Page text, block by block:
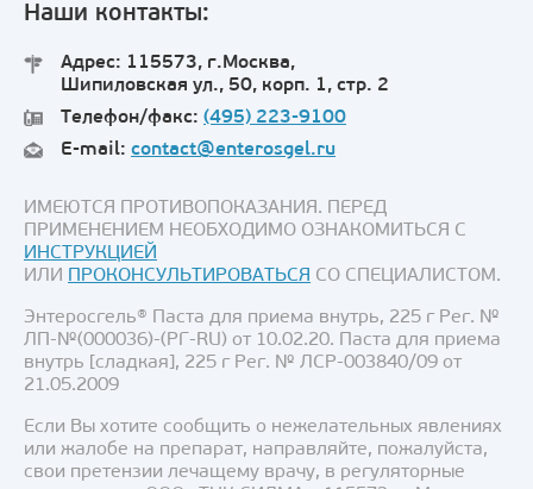
Наши контакты:
Адрес: 115573, г.Москва,
Шипиловская ул., 50, корп. 1, стр. 2
Телефон/факс: (495) 223-9100
E-mail: contact@enterosgel.ru
ИМЕЮТСЯ ПРОТИВОПОКАЗАНИЯ. ПЕРЕД
ПРИМЕНЕНИЕМ НЕОБХОДИМО ОЗНАКОМИТЬСЯ С
ИНСТРУКЦИЕЙ
ИЛИ
ПРОКОНСУЛЬТИРОВАТЬСЯ СО СПЕЦИАЛИСТОМ.
Энтеросгель® Паста для приема внутрь, 225 г Рег. №
ЛП-№(000036)-(РГ-RU) от 10.02.20. Паста для приема
внутрь [сладкая], 225 г Рег. № ЛСР-003840/09 от
21.05.2009
Если Вы хотите сообщить о нежелательных явлениях
или жалобе на препарат, направляйте, пожалуйста,
свои претензии лечащему врачу, в регуляторные